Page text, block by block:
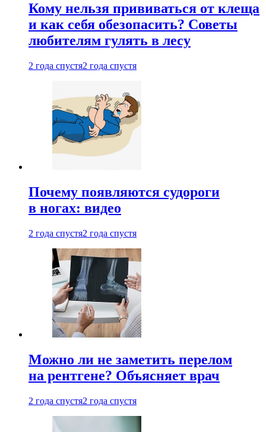
Кому нельзя прививаться от клеща
и как себя обезопасить? Советы
любителям гулять в лесу
2 года спустя2 года спустя
Почему появляются судороги
в ногах: видео
2 года спустя2 года спустя
Можно ли не заметить перелом
на рентгене? Объясняет врач
2 года спустя2 года спустя